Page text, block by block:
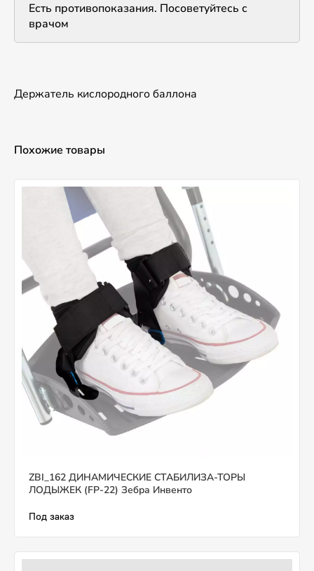
Есть противопоказания. Посоветуйтесь с
врачом
Держатель кислородного баллона
Похожие товары
ZBI_162 ДИНАМИЧЕСКИЕ СТАБИЛИЗА-ТОРЫ
ЛОДЫЖЕК (FP-22) Зебра Инвенто
Под заказ